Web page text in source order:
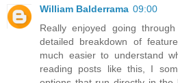
William Balderrama 09:00
Really enjoyed going
detailed breakdown of
much easier to understand
reading posts like this, I